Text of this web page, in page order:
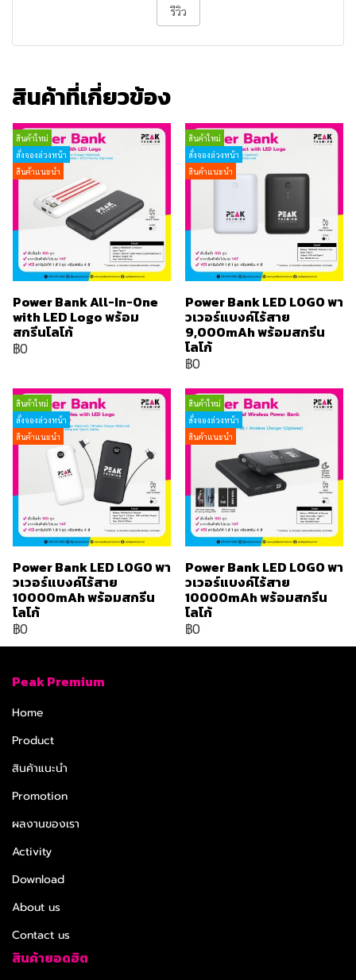
รีวิว
สินค้าที่เกี่ยวข้อง
สินค้าใหม่
สั่งจองล่วงหน้า
สินค้าแนะนำ
Power Bank All-In-One
with LED Logo พร้อม
สกรีนโลโก้
฿0
สินค้าใหม่
สั่งจองล่วงหน้า
สินค้าแนะนำ
Power Bank LED LOGO พา
วเวอร์แบงค์ไร้สาย
9,000mAh พร้อมสกรีน
โลโก้
฿0
สินค้าใหม่
สั่งจองล่วงหน้า
สินค้าแนะนำ
Power Bank LED LOGO พา
วเวอร์แบงค์ไร้สาย
10000mAh พร้อมสกรีน
โลโก้
฿0
สินค้าใหม่
สั่งจองล่วงหน้า
สินค้าแนะนำ
Power Bank LED LOGO พา
วเวอร์แบงค์ไร้สาย
10000mAh พร้อมสกรีน
โลโก้
฿0
Peak Premium
Home
Product
สินค้าแนะนำ
Promotion
ผลงานของเรา
Activity
Download
About us
Contact us
สินค้ายอดฮิต